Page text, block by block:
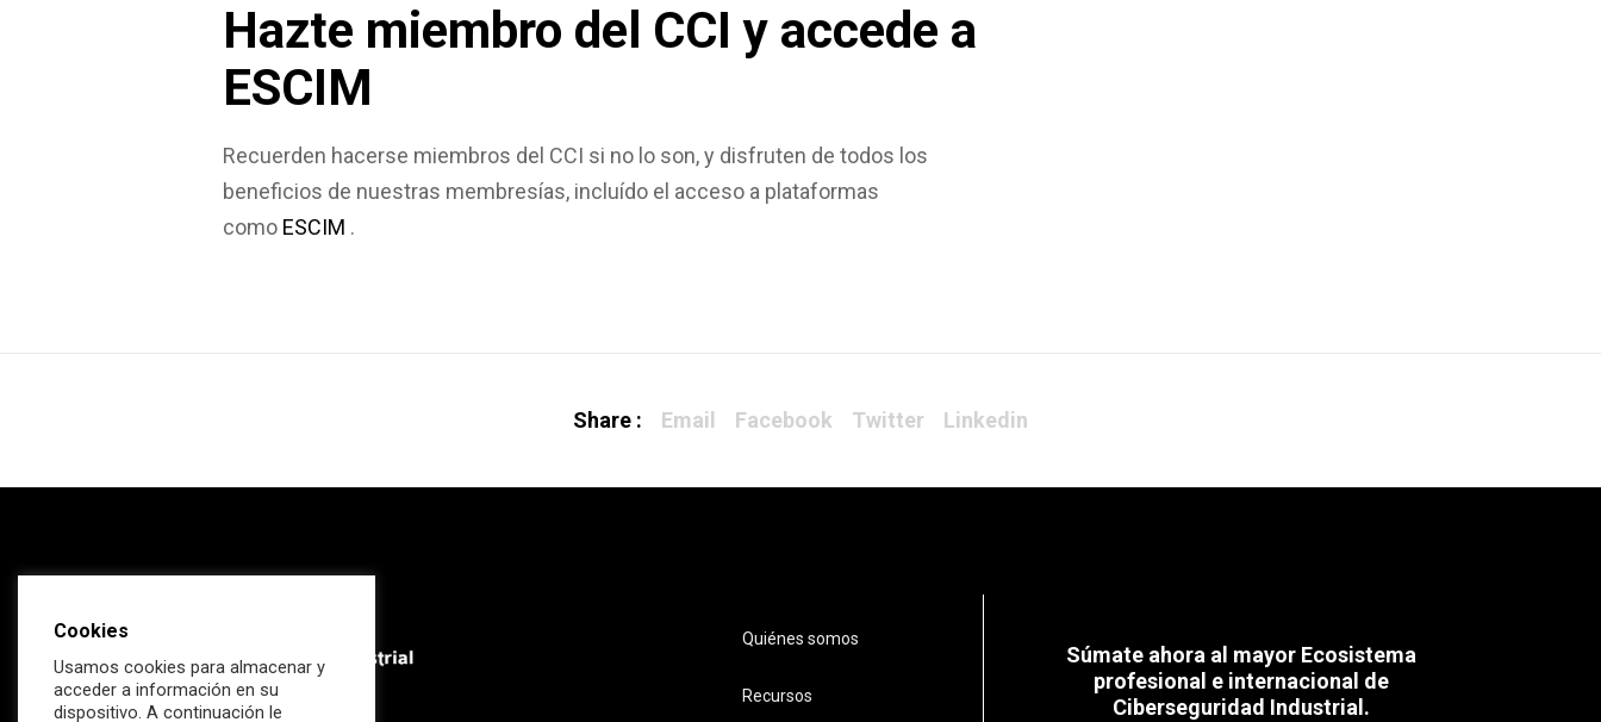
Hazte miembro del CCI y accede a
ESCIM
Recuerden hacerse miembros del CCI si no lo son, y disfruten de todos los
beneficios de nuestras membresías, incluído el acceso a plataformas
como ESCIM .
Share : Email Facebook Twitter Linkedin
Quiénes somos
Recursos
Súmate ahora al mayor Ecosistema
profesional e internacional de
Ciberseguridad Industrial.
Cookies
Usamos cookies para almacenar y
acceder a información en su
dispositivo. A continuación le